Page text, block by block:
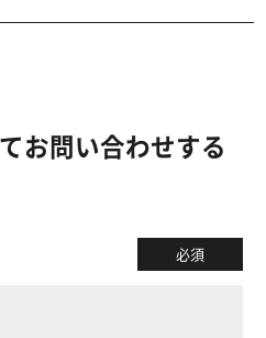
お問い合わせする
必須